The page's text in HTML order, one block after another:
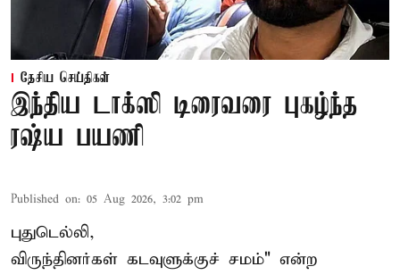
தேசிய செய்திகள்
இந்திய டாக்ஸி டிரைவரை புகழ்ந்த
ரஷ்ய பயணி
Published on: 05 Aug 2026, 3:02 pm
புதுடெல்லி,
விருந்தினர்கள் கடவுளுக்குச் சமம்" என்ற